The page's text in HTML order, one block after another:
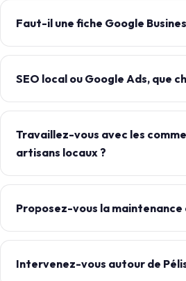
Faut-il une fiche Google
SEO local ou Google Ads, que
Travaillez-vous avec les
artisans locaux ?
Proposez-vous la maintenance
Intervenez-vous autour de